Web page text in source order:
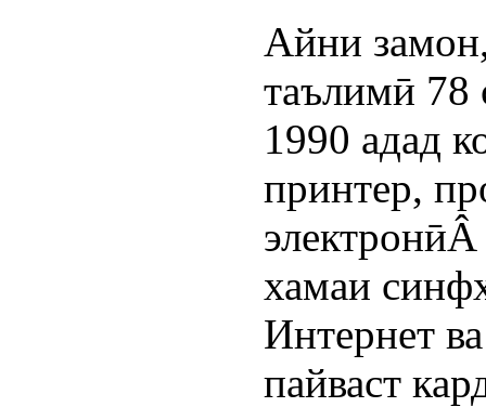
Айни
таълимӣ 78
1990 адад
принтер,
хамаи
Интернет
пайваст